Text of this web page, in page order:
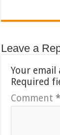
Leave a
Your
Required
Comment*